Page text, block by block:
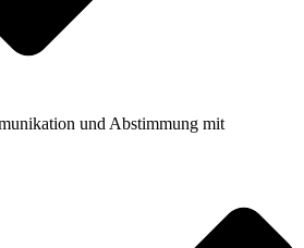
und Abstimmung mit